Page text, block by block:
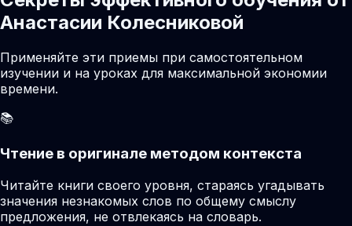
Анастасии Колесниковой
Применяйте эти приемы при самостоятельном
изучении и на уроках для максимальной экономии
времени.
📚
Чтение в оригинале методом контекста
Читайте книги своего уровня, стараясь угадывать
значения незнакомых слов по общему смыслу
предложения, не отвлекаясь на словарь.